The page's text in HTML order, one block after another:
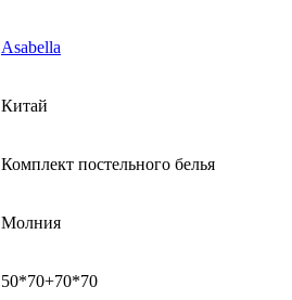
Asabella
Китай
Комплект постельного белья
Молния
50*70+70*70